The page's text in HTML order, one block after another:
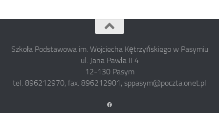
Szkoła Podstawowa im. Wojciecha Kętrzyńskiego w Pasymiu
ul. Jana Pawła II 4
12-130 Pasym
tel. 896212970, fax. 896212901, sppasym@poczta.onet.pl